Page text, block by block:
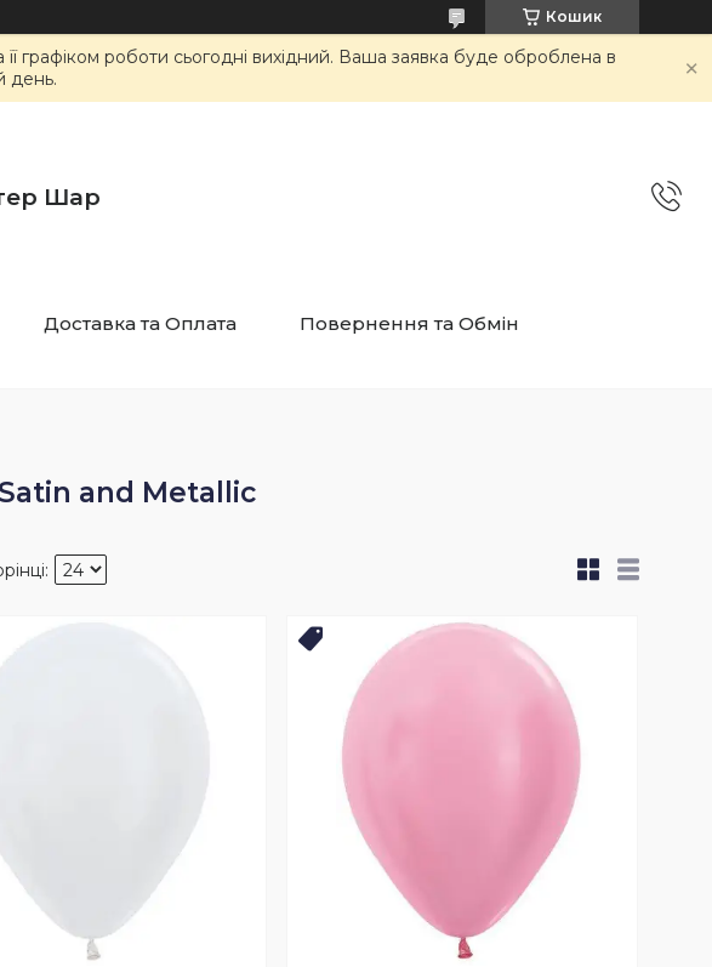
Кошик
графіком роботи сьогодні вихідний. Ваша заявка буде оброблена в
день.
Шар
Доставка та Оплата Повернення та Обмін
Satin and Metallic